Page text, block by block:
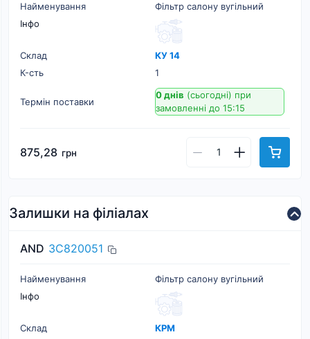
Найменування
Фільтр салону вугільний
Інфо
Склад
КУ 14
К-cть
1
Термін поставки
0 днів (сьогодні) при
замовленні до 15:15
875,28 грн
Залишки на філіалах
AND 3C820051
Найменування
Фільтр салону вугільний
Інфо
Склад
КРМ